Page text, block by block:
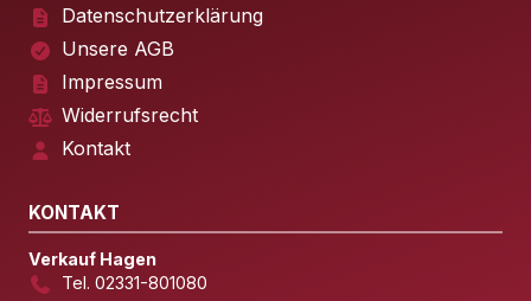
Datenschutzerklärung
Unsere AGB
Impressum
Widerrufsrecht
Kontakt
KONTAKT
Verkauf Hagen
Tel. 02331-801080